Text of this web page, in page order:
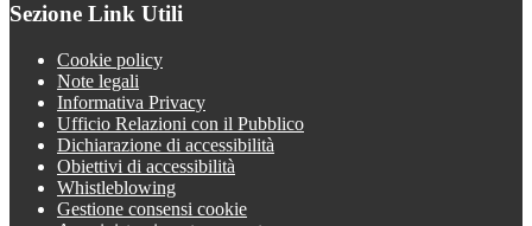
Sezione Link Utili
Cookie policy
Note legali
Informativa Privacy
Ufficio Relazioni con il Pubblico
Dichiarazione di accessibilità
Obiettivi di accessibilità
Whistleblowing
Gestione consensi cookie